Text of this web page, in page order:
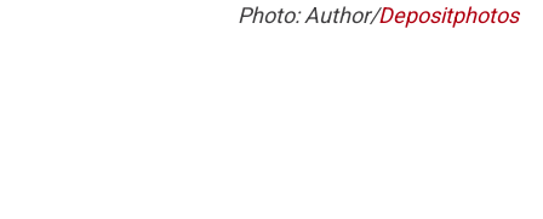
Photo: Author/Depositphotos